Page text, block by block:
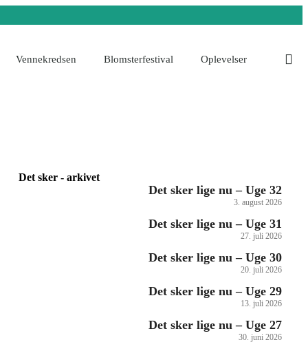
Vennekredsen Blomsterfestival Oplevelser
Det sker - arkivet
Det sker lige nu – Uge 32
3. august 2026
Det sker lige nu – Uge 31
27. juli 2026
Det sker lige nu – Uge 30
20. juli 2026
Det sker lige nu – Uge 29
13. juli 2026
Det sker lige nu – Uge 27
30. juni 2026